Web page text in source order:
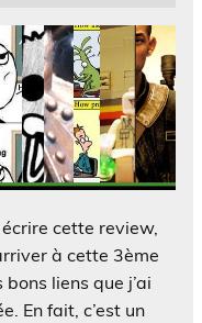
cette review,
à cette 3ème
liens que j’ai
En fait, c’est un